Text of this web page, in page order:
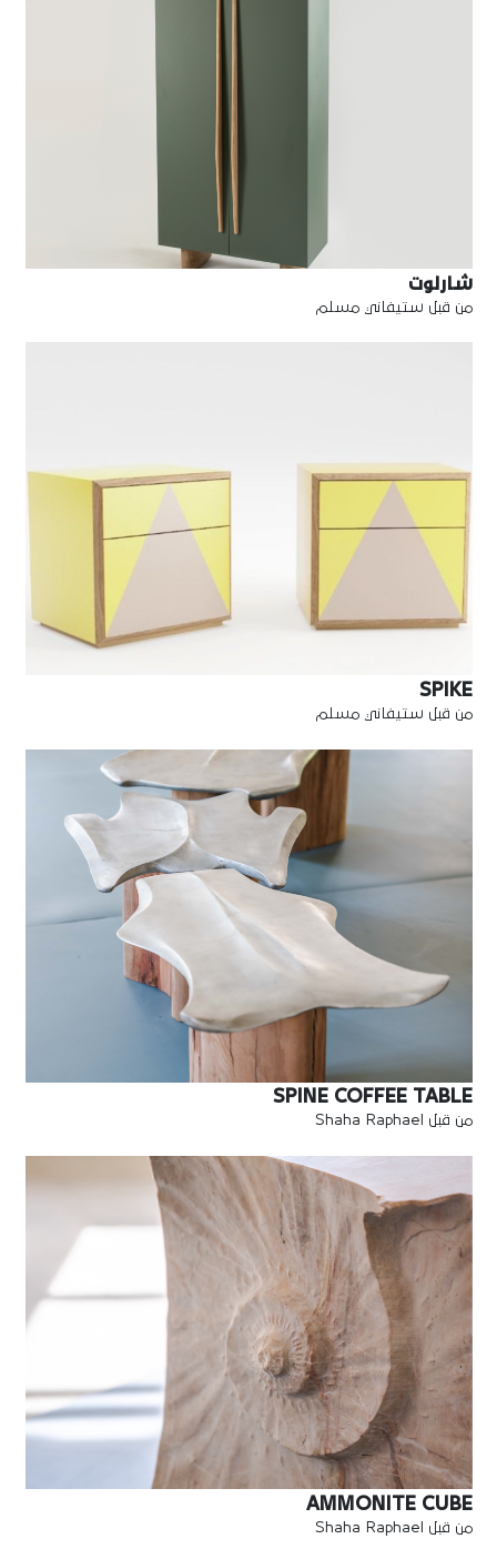
شارلوت
من قبل ستيفاني مسلم
SPIKE
من قبل ستيفاني مسلم
SPINE COFFEE TABLE
من قبل Shaha Raphael
AMMONITE CUBE
من قبل Shaha Raphael